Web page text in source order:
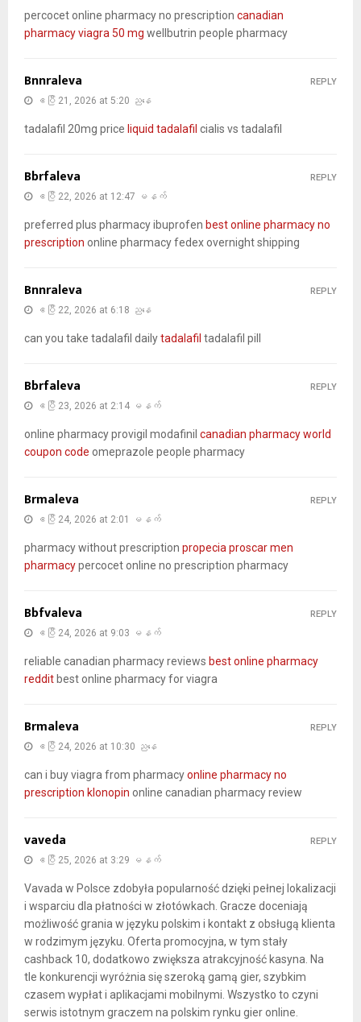
percocet online pharmacy no prescription canadian
pharmacy viagra 50 mg wellbutrin people pharmacy
Bnnraleva
ဧပြီ 21, 2026 at 5:20 ညနေ
tadalafil 20mg price liquid tadalafil cialis vs tadalafil
REPLY
Bbrfaleva
ဧပြီ 22, 2026 at 12:47 မနက်
preferred plus pharmacy ibuprofen best online pharmacy no
prescription online pharmacy fedex overnight shipping
REPLY
Bnnraleva
ဧပြီ 22, 2026 at 6:18 ညနေ
can you take tadalafil dailytadalafil tadalafil pill
REPLY
Bbrfaleva
ဧပြီ 23, 2026 at 2:14 မနက်
online pharmacy provigil modafinil canadian pharmacy world
coupon code omeprazole people pharmacy
REPLY
Brmaleva
ဧပြီ 24, 2026 at 2:01 မနက်
pharmacy without prescription propecia proscar men
pharmacypercocet online no prescription pharmacy
REPLY
Bbfvaleva
ဧပြီ 24, 2026 at 9:03 မနက်
reliable canadian pharmacy reviews best online pharmacy
reddit best online pharmacy for viagra
REPLY
Brmaleva
ဧပြီ 24, 2026 at 10:30 ညနေ
can i buy viagra from pharmacyonline pharmacy no
prescription klonopin online canadian pharmacy review
REPLY
vaveda
ဧပြီ 25, 2026 at 3:29 မနက်
Vavada w Polsce zdobyła popularność dzięki pełnej lokalizacji
i wsparciu dla płatności w złotówkach. Gracze doceniają
możliwość grania w języku polskim i kontakt z obsługą klienta
w rodzimym języku. Oferta promocyjna, w tym stały
cashback 10, dodatkowo zwiększa atrakcyjność kasyna. Na
tle konkurencji wyróżnia się szeroką gamą gier, szybkim
czasem wypłat i aplikacjami mobilnymi. Wszystko to czyni
serwis istotnym graczem na polskim rynku gier online.
REPLY